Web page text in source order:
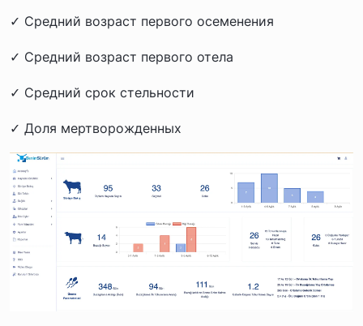
✓ Средний возраст первого осеменения
✓ Средний возраст первого отела
✓ Средний срок стельности
✓ Доля мертворожденных